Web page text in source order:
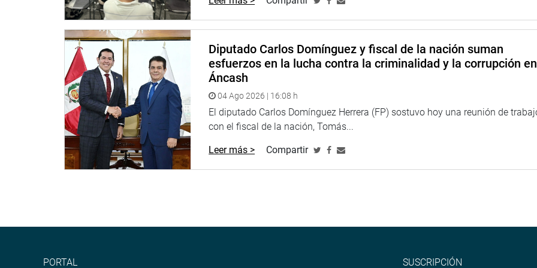
Con la entrada en vigencia de la Ley N.° 32686, el Perú incorpora oficialmente al calendario cívico nacional una
fecha destinada a promover el conocimiento, la preservación y la difusión de uno de los géneros musicales más
emblemáticos del país, reafirmando el compromiso del Estado con la protección y promoción de su riqueza
cultural.
Despacho de la congresista María Acuña
Diputado Carlos Domínguez y fiscal de la nación suman
esfuerzos en la lucha contra la criminalidad y la corrupción en
Áncash
04 Ago 2026 | 16:08 h
El diputado Carlos Domínguez Herrera (FP) sostuvo hoy una reunión de
con el fiscal de la nación, Tomás...
Leer más > Compartir
PORTAL SUSCRIPCIÓN